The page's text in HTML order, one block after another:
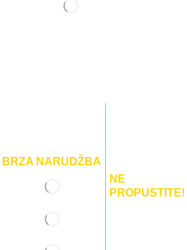
BRZA NARUDŽBA
NE
PROPUSTITE!